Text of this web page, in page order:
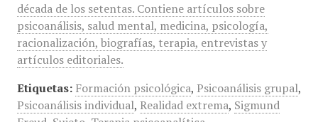
década de los setentas. Contiene artículos sobre
psicoanálisis, salud mental, medicina, psicología,
racionalización, biografías, terapia, entrevistas y
artículos editoriales.
Etiquetas: Formación psicológica, Psicoanálisis grupal,
Psicoanálisis individual, Realidad extrema, Sigmund